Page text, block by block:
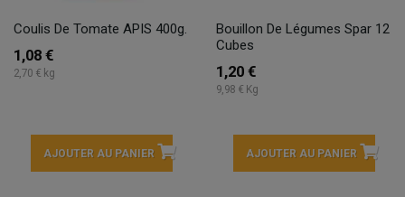
Coulis De Tomate APIS 400g.
1,08 €
2,70 € kg
AJOUTER AU PANIER
Bouillon De Légumes Spar 12
Cubes
1,20 €
9,98 € Kg
AJOUTER AU PANIER